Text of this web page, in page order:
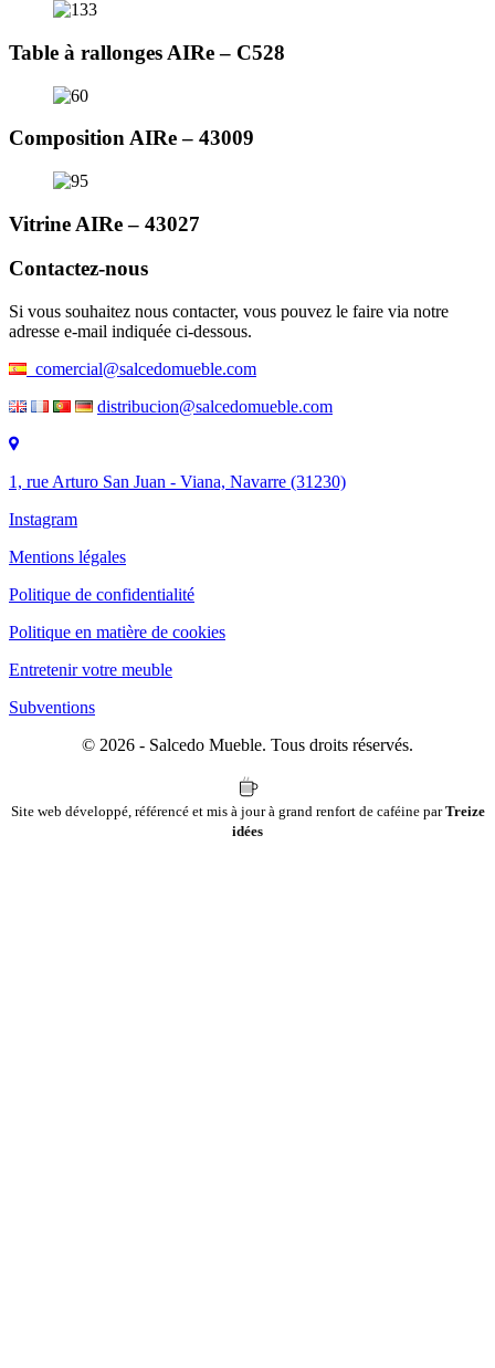
Table à rallonges AIRe – C528
Composition AIRe – 43009
Vitrine AIRe – 43027
Contactez-nous
Si vous souhaitez nous contacter, vous pouvez le faire via notre
adresse e-mail indiquée ci-dessous.
comercial@salcedomueble.com
distribucion@salcedomueble.com
1, rue Arturo San Juan - Viana, Navarre (31230)
Instagram
Mentions légales
Politique de confidentialité
Politique en matière de cookies
Entretenir votre meuble
Subventions
© 2026 - Salcedo Mueble. Tous droits réservés.
Site web développé, référencé et mis à jour à grand renfort de caféine parTreize
idées